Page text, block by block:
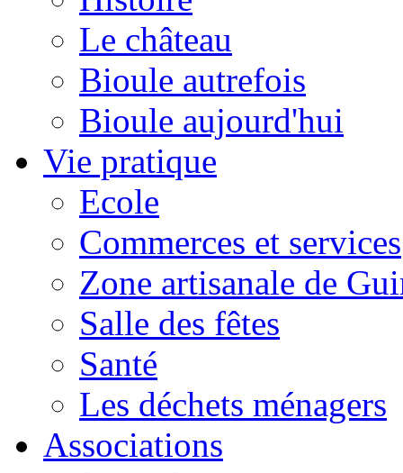
Le château
Bioule autrefois
Bioule aujourd'hui
Vie pratique
Ecole
Commerces et services
Zone artisanale de
Salle des fêtes
Santé
Les déchets ménagers
Associations